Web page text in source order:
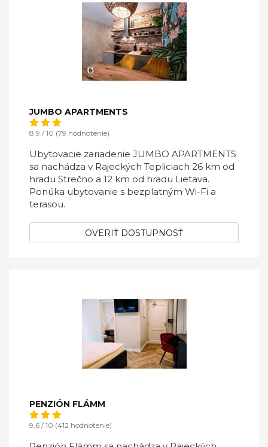
JUMBO APARTMENTS
8,9 / 10 (79 hodnotenie)
Ubytovacie zariadenie JUMBO APARTMENTS
sa nachádza v Rajeckých Tepliciach 26 km od
hradu Strečno a 12 km od hradu Lietava.
Ponúka ubytovanie s bezplatným Wi-Fi a
terasou.
OVERIŤ DOSTUPNOSŤ
PENZIÓN FLÁMM
9,6 / 10 (412 hodnotenie)